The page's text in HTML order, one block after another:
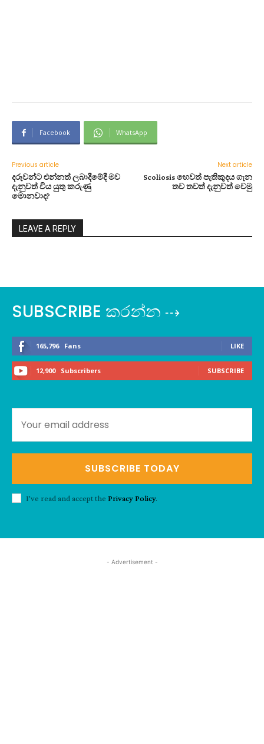
Facebook WhatsApp
Previous article
දරුවන්ට එන්නත් ලබාදීමේදී මව
දැනුවත් විය යුතු කරුණු
මොනවාද?
Next article
Scoliosis හෙවත් පැතිකුදය ගැන
තව තවත් දැනුවත් වෙමු
LEAVE A REPLY
SUBSCRIBE කරන්න ⇢
165,796 Fans LIKE
12,900 Subscribers SUBSCRIBE
SUBSCRIBE TODAY
I've read and accept the Privacy Policy.
- Advertisement -